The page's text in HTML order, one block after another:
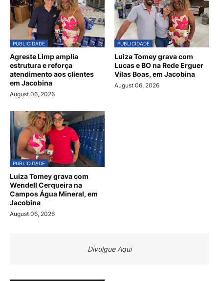
PUBLICIDADE
Agreste Limp amplia
estrutura e reforça
atendimento aos clientes
em Jacobina
August 06, 2026
PUBLICIDADE
Luiza Tomey grava com
Lucas e BO na Rede Erguer
Vilas Boas, em Jacobina
August 06, 2026
PUBLICIDADE
Luiza Tomey grava com
Wendell Cerqueira na
Campos Água Mineral, em
Jacobina
August 06, 2026
Divulgue Aqui